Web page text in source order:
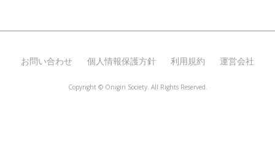
お問い合わせ 個人情報保護方針 利用規約 運営会社
Copyright © Onigiri Society. All Rights Reserved.